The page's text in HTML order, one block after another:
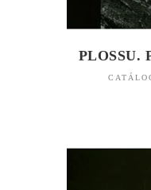
PLOSSU.